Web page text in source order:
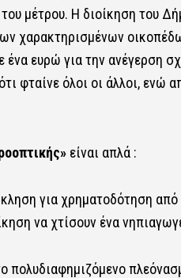
μέτρου. Η διοίκηση του
χαρακτηρισμένων
ένα ευρώ για την ανέγερση
φταίνε όλοι οι άλλοι, ενώ
είναι απλά :
για χρηματοδότηση από
να χτίσουν ένα
πολυδιαφημιζόμενο